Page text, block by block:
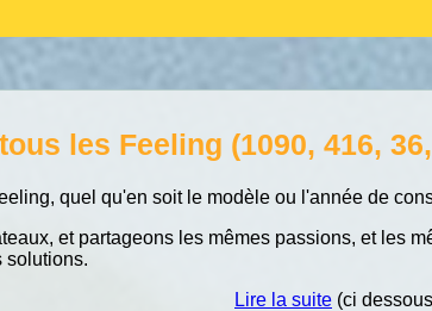
les Feeling (1090, 416,
quel qu'en soit le modèle ou l'année de
et partageons les mêmes passions, et les
solutions.
Lire la suite (ci